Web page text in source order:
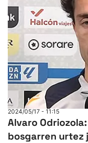
2024/05/17 - 11:15
Alvaro
bosgarren urtez